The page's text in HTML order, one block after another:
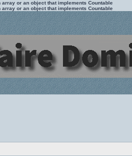
or an object that implements Countable
or an object that implements Countable